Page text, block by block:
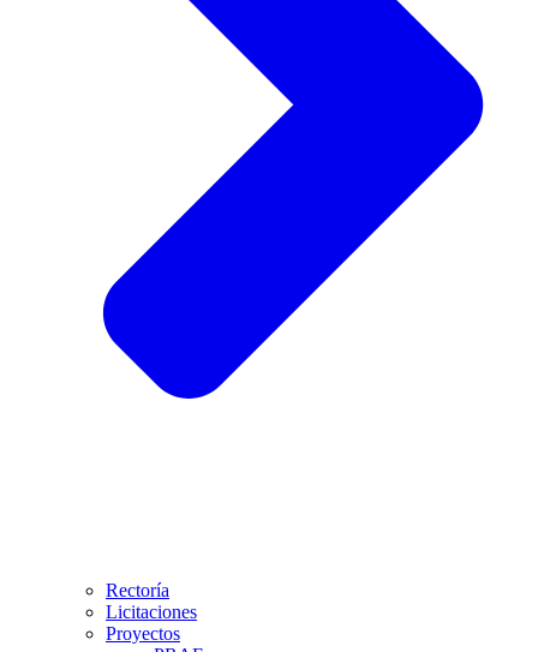
Rectoría
Licitaciones
Proyectos